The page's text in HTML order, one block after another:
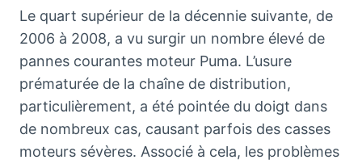
Le quart supérieur de la décennie suivante, de
2006 à 2008, a vu surgir un nombre élevé de
pannes courantes moteur Puma. L’usure
prématurée de la chaîne de distribution,
particulièrement, a été pointée du doigt dans
de nombreux cas, causant parfois des casses
moteurs sévères. Associé à cela, les problèmes